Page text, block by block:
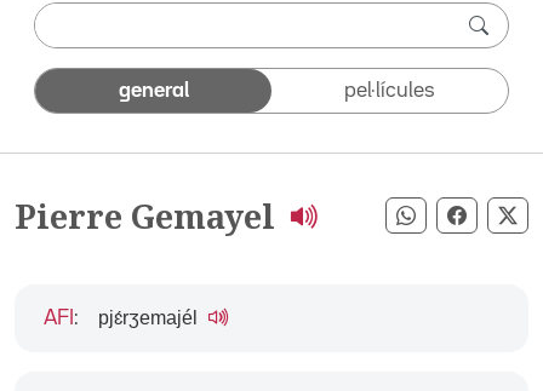
general pel·lícules
Pierre Gemayel Compartir
AFI : pjɛ́rʒemajél